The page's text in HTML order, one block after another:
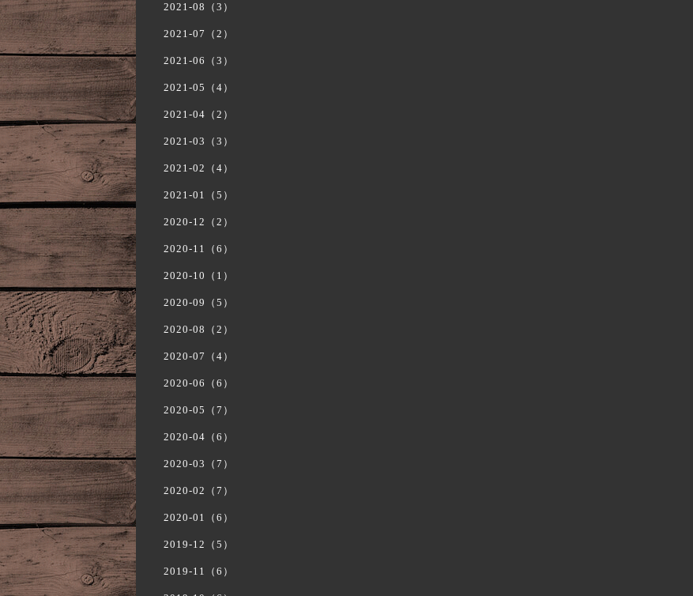
2021-08（3）
2021-07（2）
2021-06（3）
2021-05（4）
2021-04（2）
2021-03（3）
2021-02（4）
2021-01（5）
2020-12（2）
2020-11（6）
2020-10（1）
2020-09（5）
2020-08（2）
2020-07（4）
2020-06（6）
2020-05（7）
2020-04（6）
2020-03（7）
2020-02（7）
2020-01（6）
2019-12（5）
2019-11（6）